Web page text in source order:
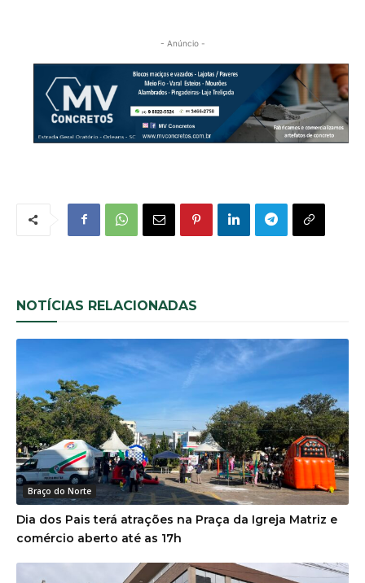
- Anúncio -
NOTÍCIAS RELACIONADAS
Braço do Norte
Dia dos Pais terá atrações na Praça da Igreja Matriz e
comércio aberto até as 17h